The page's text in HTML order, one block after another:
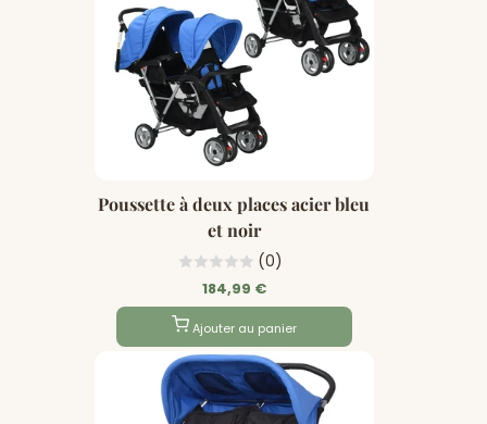
Poussette à deux places acier bleu
et noir
(0)
184,99 €
Ajouter au panier